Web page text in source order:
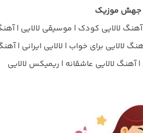
جهش موزیک
آهنگ لالایی کودک | موسیقی لالایی |
لالایی برای خواب | لالایی ایرانی |